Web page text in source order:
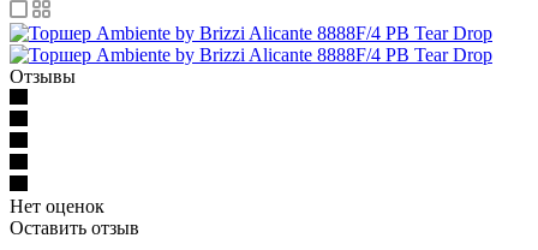
Отзывы
Нет оценок
Оставить отзыв